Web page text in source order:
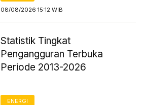
08/08/2026 15:12 WIB
Statistik Tingkat
Pengangguran Terbuka
Periode 2013-2026
ENERGI